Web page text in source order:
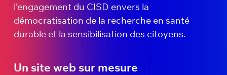
l’engagement du CISD envers la
démocratisation de la recherche en santé
durable et la sensibilisation des citoyens.
Un site web sur mesure